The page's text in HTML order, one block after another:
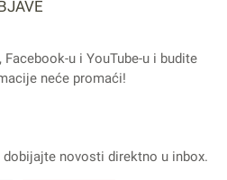
Facebook-u i YouTube-u i budite
neće promaći!
dobijajte novosti direktno u inbox.